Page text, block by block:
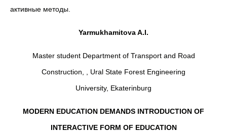
активные методы.
Yarmukhamitova A.I.
Master student Department of Transport and Road
Construction, , Ural State Forest Engineering
University, Ekaterinburg
MODERN EDUCATION DEMANDS INTRODUCTION OF
INTERACTIVE FORM OF EDUCATION